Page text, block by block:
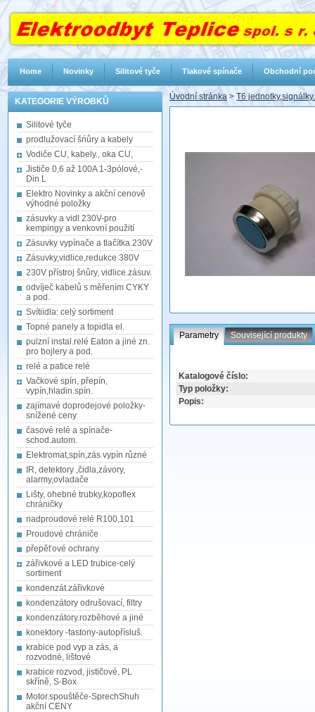
KATEGORIE VÝROBKŮ
Silitové tyče
prodlužovací šńůry a kabely
Vodiče CU, kabely., oka CU,
Jističe 0,6 až 100A 1-3pólové,-
Din L
Elektro Novinky a akční cenově
výhodné položky
zásuvky a vidl 230V-pro
kempingy a venkovní použití
Zásuvky vypínače a tlačítka 230V
Zásuvky,vidlice,redukce 380V
230V přístroj šnůry, vidlice.zásuv.
odvíječ kabelů s měřením CYKY
a pod.
Svítiidla: celý sortiment
Topné panely a topidla el.
pulzní instal.relé Eaton a jiné zn.
pro bojlery a pod.
relé a patice relé
Vačkové spín, přepín,
vypín,hladin.spín.
zajímavé doprodejové položky-
snížené ceny
časové relé a spínače-
schod.autom.
Elektromat,spín,zás vypín různé
IR, detektory ,čidla,závory,
alarmy,ovladače
Lišty, ohebné trubky,kopoflex
chráničky
nadproudové relé R100,101
Proudové chrániče
přepěťové ochrany
zářivkové a LED trubice-celý
sortiment
kondenzát.zářivkové
kondenzátory odrušovací, filtry
kondenzátory.rozběhové a jiné
konektory -fastony-autopřísluš.
krabice pod vyp a zás, a
rozvodné, lištové
krabice rozvod, jističové, PL
skříně, S-Box
Motor.spouštěče-SprechShuh
akční CENY
Úvodní stránka > T6
Parametry Související produkty
Katalogové číslo:
Typ položky:
Popis:
Home Novinky Silitové tyče Tlakové spínače Obchodní